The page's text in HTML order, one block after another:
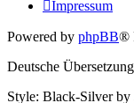
Impressum
Powered by phpBB®
Deutsche
Style: Black-Silver by